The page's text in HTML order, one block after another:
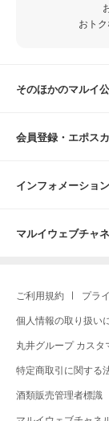
おト
そのほかのマルイ
会員登録・エポス
インフォメーション
マルイウェブチャ
ご利用規約 プラ
個人情報の取り扱い
丸井グループ カス
特定商取引に関する
酒類販売管理者標識